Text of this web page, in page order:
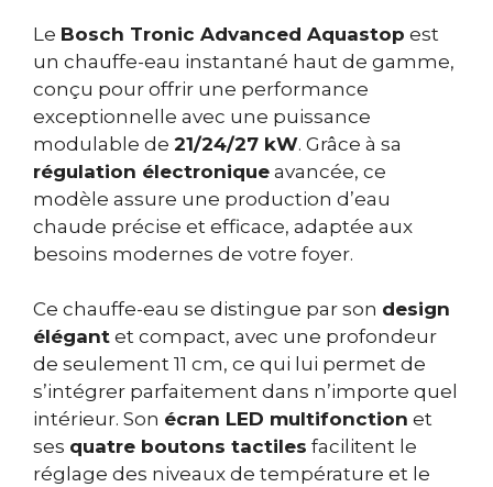
Le Bosch Tronic Advanced Aquastop est
un chauffe-eau instantané haut de gamme,
conçu pour offrir une performance
exceptionnelle avec une puissance
modulable de 21/24/27 kW. Grâce à sa
régulation électronique avancée, ce
modèle assure une production d’eau
chaude précise et efficace, adaptée aux
besoins modernes de votre foyer.
Ce chauffe-eau se distingue par son design
élégant et compact, avec une profondeur
de seulement 11 cm, ce qui lui permet de
s’intégrer parfaitement dans n’importe quel
intérieur. Son écran LED multifonction et
ses quatre boutons tactiles facilitent le
réglage des niveaux de température et le